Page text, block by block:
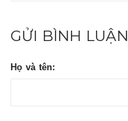
GỬI BÌNH LUẬN
Họ và tên: